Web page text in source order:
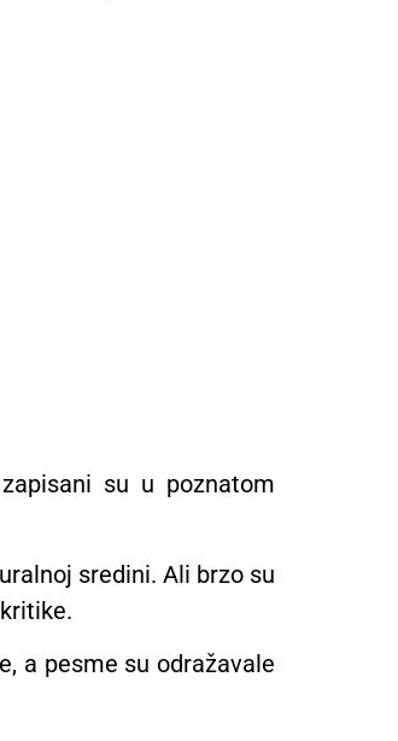
su u poznatom
sredini. Ali brzo su
a pesme su odražavale